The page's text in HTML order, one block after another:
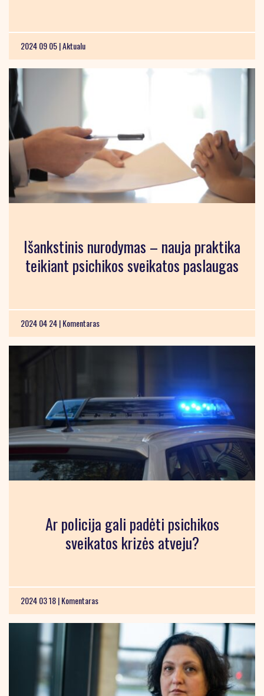
2024 09 05 |Aktualu
Išankstinis nurodymas – nauja praktika
teikiant psichikos sveikatos paslaugas
2024 04 24 |Komentaras
Ar policija gali padėti psichikos
sveikatos krizės atveju?
2024 03 18 |Komentaras